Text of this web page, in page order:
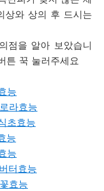
상와 상의 후 드시는
점을 알아 보았습니
튼 꾹 눌러주세요
능
라효능
초효능
능
능
터효능
효능